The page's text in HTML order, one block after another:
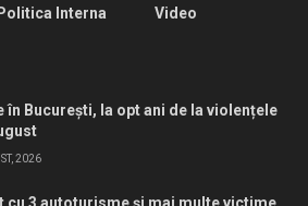
Politica Interna
Video
în București, la opt ani de la violențele
2026